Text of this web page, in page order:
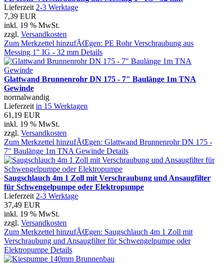
Lieferzeit2-3 Werktage
7,39 EUR
inkl. 19 % MwSt.
zzgl. Versandkosten
Zum Merkzettel hinzufÃŒgen: PE Rohr Verschraubung aus
Messing 1" IG - 32 mm Details
Glattwand Brunnenrohr DN 175 - 7" Baulänge 1m TNA
Gewinde
normalwandig
Lieferzeitin 15 Werktagen
61,19 EUR
inkl. 19 % MwSt.
zzgl. Versandkosten
Zum Merkzettel hinzufÃŒgen: Glattwand Brunnenrohr DN 175 -
7" Baulänge 1m TNA Gewinde Details
Saugschlauch 4m 1 Zoll mit Verschraubung und Ansaugfilter
für Schwengelpumpe oder Elektropumpe
Lieferzeit2-3 Werktage
37,49 EUR
inkl. 19 % MwSt.
zzgl. Versandkosten
Zum Merkzettel hinzufÃŒgen: Saugschlauch 4m 1 Zoll mit
Verschraubung und Ansaugfilter für Schwengelpumpe oder
Elektropumpe Details